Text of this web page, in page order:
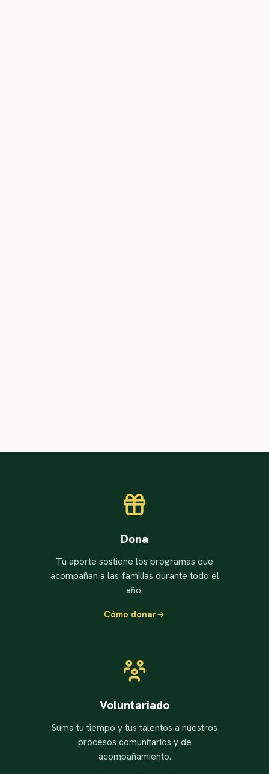
Dona
Tu aporte sostiene los programas que
acompañan a las familias durante todo el
año.
Cómo donar
Voluntariado
Suma tu tiempo y tus talentos a nuestros
procesos comunitarios y de
acompañamiento.